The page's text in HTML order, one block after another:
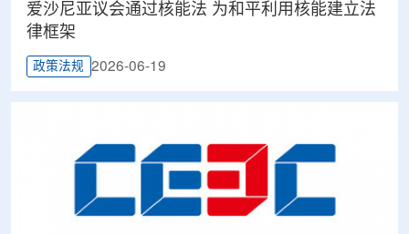
爱沙尼亚议会通过核能法 为和平利用核能建立法
律框架
政策法规 2026-06-19